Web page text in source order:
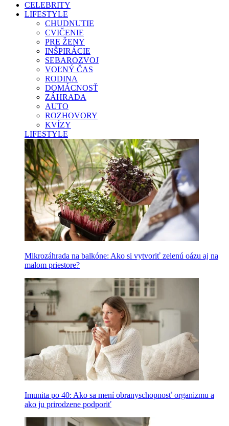
CELEBRITY
LIFESTYLE
CHUDNUTIE
CVIČENIE
PRE ŽENY
INŠPIRÁCIE
SEBAROZVOJ
VOĽNÝ ČAS
RODINA
DOMÁCNOSŤ
ZÁHRADA
AUTO
ROZHOVORY
KVÍZY
LIFESTYLE
Mikrozáhrada na balkóne: Ako si vytvoriť zelenú oázu aj na
malom priestore?
Imunita po 40: Ako sa mení obranyschopnosť organizmu a
ako ju prirodzene podporiť